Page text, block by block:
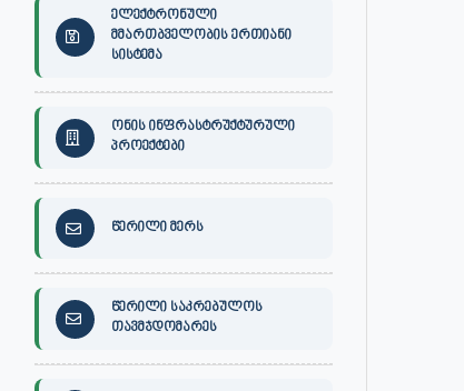
ელექტრონული
მმართბველობის ერთიანი
სისტემა
ონის ინფრასტრუქტურული
პროექტები
წერილი მერს
წერილი საკრებულოს
თავმჯდომარეს